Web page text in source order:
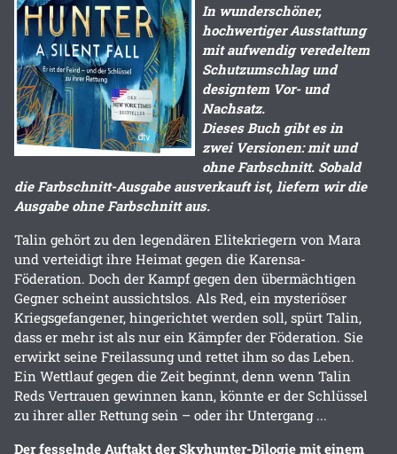
In wunderschöner,
hochwertiger Ausstattung
mit aufwendig veredeltem
Schutzumschlag und
designtem Vor- und
Nachsatz.
Dieses Buch gibt es in
zwei Versionen: mit und
ohne Farbschnitt. Sobald
die Farbschnitt-Ausgabe ausverkauft ist, liefern wir die
Ausgabe ohne Farbschnitt aus.
Talin gehört zu den legendären Elitekriegern von Mara
und verteidigt ihre Heimat gegen die Karensa-
Föderation. Doch der Kampf gegen den übermächtigen
Gegner scheint aussichtslos. Als Red, ein mysteriöser
Kriegsgefangener, hingerichtet werden soll, spürt Talin,
dass er mehr ist als nur ein Kämpfer der Föderation. Sie
erwirkt seine Freilassung und rettet ihm so das Leben.
Ein Wettlauf gegen die Zeit beginnt, denn wenn Talin
Reds Vertrauen gewinnen kann, könnte er der Schlüssel
zu ihrer aller Rettung sein – oder ihr Untergang ...
Der fesselnde Auftakt der Skyhunter-Dilogie mit einem